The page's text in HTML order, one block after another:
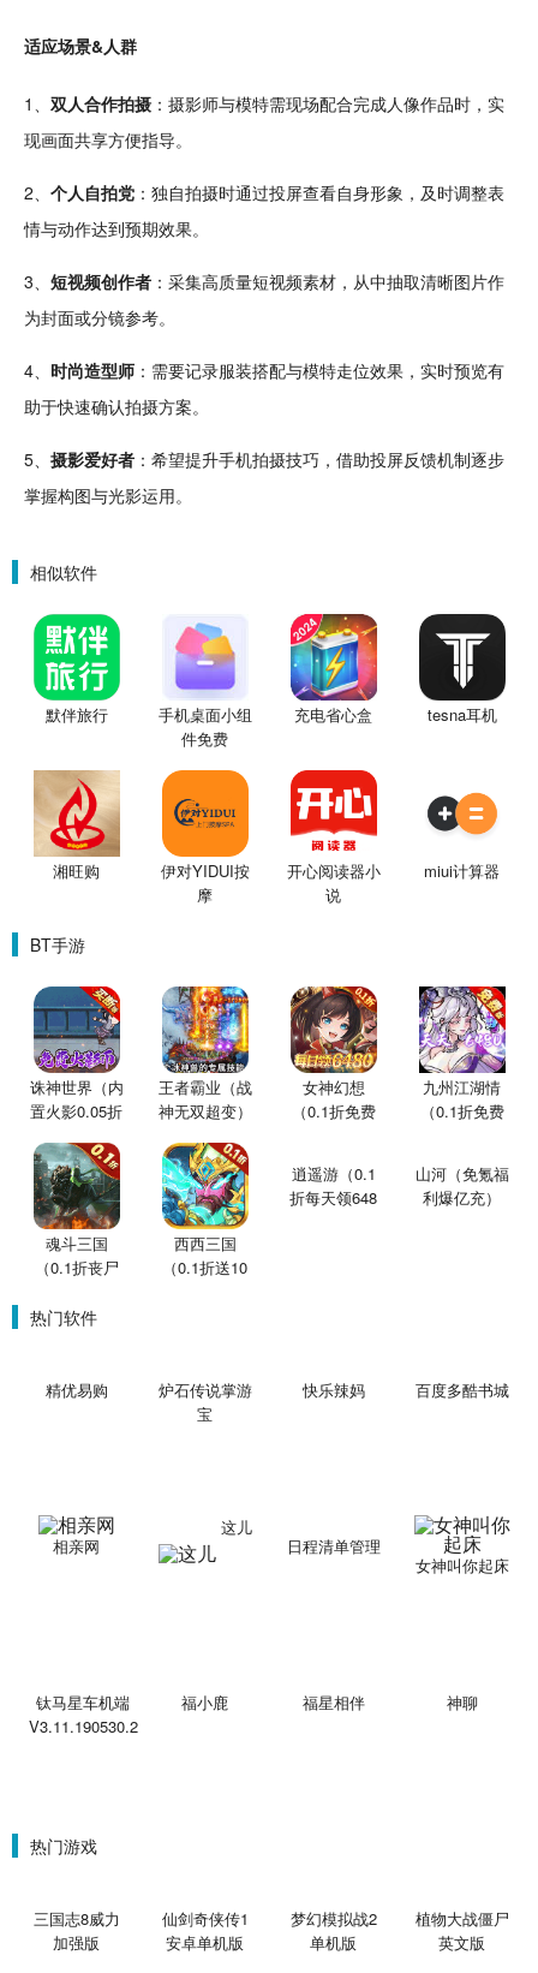
适应场景&人群
1、 双人合作拍摄 ：摄影师与模特需现场配合完成人像作品时，实
现画面共享方便指导。
2、 个人自拍党 ：独自拍摄时通过投屏查看自身形象，及时调整表
情与动作达到预期效果。
3、 短视频创作者 ：采集高质量短视频素材，从中抽取清晰图片作
为封面或分镜参考。
4、 时尚造型师 ：需要记录服装搭配与模特走位效果，实时预览有
助于快速确认拍摄方案。
5、 摄影爱好者 ：希望提升手机拍摄技巧，借助投屏反馈机制逐步
掌握构图与光影运用。
相似软件
默伴旅行
手机桌面小组
件免费
充电省心盒 tesna耳机
湘旺购
伊对YIDUI按
摩
开心阅读器小
说
miui计算器
BT手游
诛神世界（内
置火影0.05折
王者霸业（战
神无双超变）
女神幻想
（0.1折免费
九州江湖情
（0.1折免费
魂斗三国
（0.1折丧尸
西西三国
（0.1折送10
逍遥游（0.1
折每天领648
山河（免氪福
利爆亿充）
热门软件
精优易购
炉石传说掌游
宝
快乐辣妈 百度多酷书城
相亲网
这儿
日程清单管理
女神叫你起床
钛马星车机端
V3.11.190530.2
福小鹿 福星相伴 神聊
热门游戏
三国志8威力
加强版
仙剑奇侠传1
安卓单机版
梦幻模拟战2
单机版
植物大战僵尸
英文版